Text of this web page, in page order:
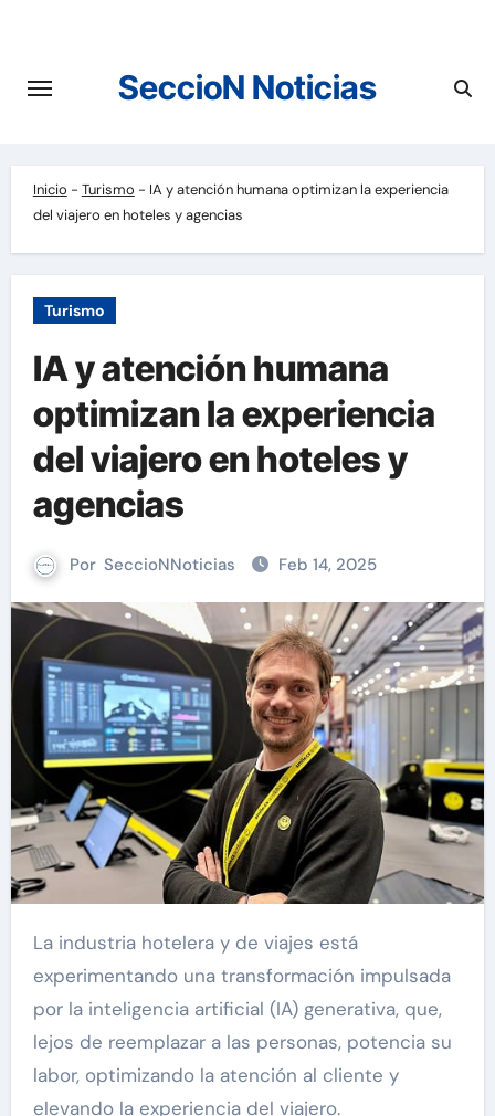
contenido
SeccioN Noticias
Inicio - Turismo - IA y atención humana optimizan la experiencia
del viajero en hoteles y agencias
Turismo
IA y atención humana
optimizan la experiencia
del viajero en hoteles y
agencias
Por SeccioNNoticias Feb 14, 2025
La industria hotelera y de viajes está
experimentando una transformación impulsada
por la inteligencia artificial (IA) generativa, que,
lejos de reemplazar a las personas, potencia su
labor, optimizando la atención al cliente y
elevando la experiencia del viajero.